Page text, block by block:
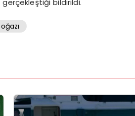
gerçekleştiği bildirildi.